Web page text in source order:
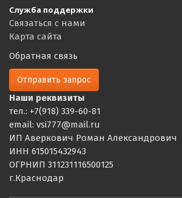
Служба поддержки
Связаться с нами
Карта сайта
Обратная связь
Отправить запрос
Наши реквизиты
тел.: +7(918) 339-60-81
email: vsi777@mail.ru
ИП Аверкович Роман Александрович
ИНН 615015432943
ОГРНИП 311231116500125
г.Краснодар